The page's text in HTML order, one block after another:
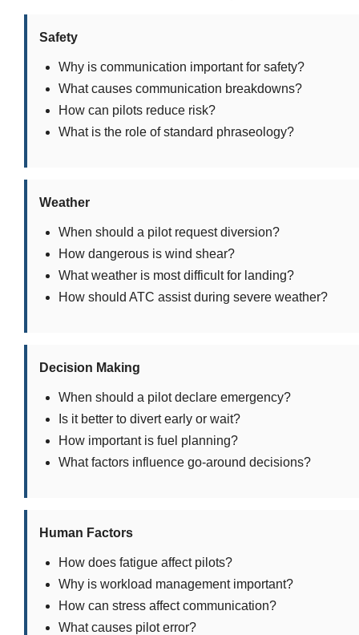
Safety
Why is communication important for safety?
What causes communication breakdowns?
How can pilots reduce risk?
What is the role of standard phraseology?
Weather
When should a pilot request diversion?
How dangerous is wind shear?
What weather is most difficult for landing?
How should ATC assist during severe weather?
Decision Making
When should a pilot declare emergency?
Is it better to divert early or wait?
How important is fuel planning?
What factors influence go-around decisions?
Human Factors
How does fatigue affect pilots?
Why is workload management important?
How can stress affect communication?
What causes pilot error?